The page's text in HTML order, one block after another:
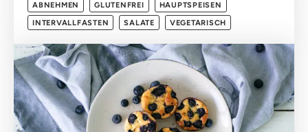
ABNEHMEN GLUTENFREI
HAUPTSPEISEN
INTERVALLFASTEN
SALATE VEGETARISCH